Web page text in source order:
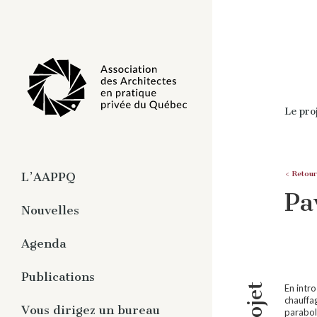
L’AAPPQ
À propos
Travaux
l’architecture
Nouvelles
Agenda
Publications
Magazine numérique -
Vous dirigez un bureau
Le
<
En